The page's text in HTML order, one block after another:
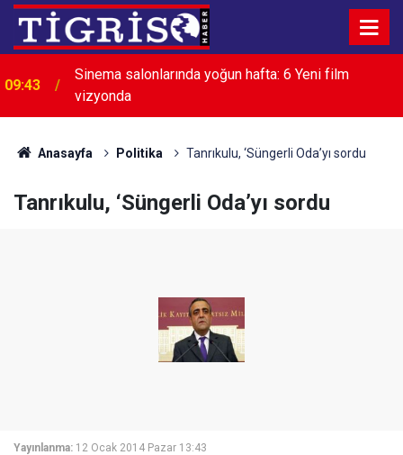
09:43
Sinema salonlarında yoğun hafta: 6 Yeni film
vizyonda
08:33 Van’da işitme engelli müşteriyle halaylı pazarlık
Anasayfa Politika Tanrıkulu, ‘Süngerli Oda’yı sordu
Tanrıkulu, ‘Süngerli Oda’yı sordu
Yayınlanma: 12 Ocak 2014 Pazar 13:43